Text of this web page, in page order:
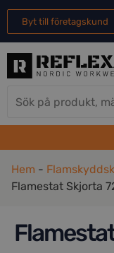
Byt till företagskund
Hem -
Flamestat Skjorta